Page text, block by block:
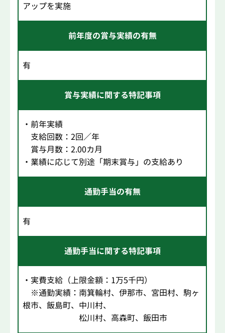
アップを実施
前年度の賞与実績の有無
有
賞与実績に関する特記事項
・前年実績
支給回数：2回／年
賞与月数：2.00カ月
・業績に応じて別途「期末賞与」の支給あり
通勤手当の有無
有
通勤手当に関する特記事項
・実費支給（上限金額：1万5千円）
※通勤実績：南箕輪村、伊那市、宮田村、駒ヶ
根市、飯島町、中川村、
松川村、高森町、飯田市